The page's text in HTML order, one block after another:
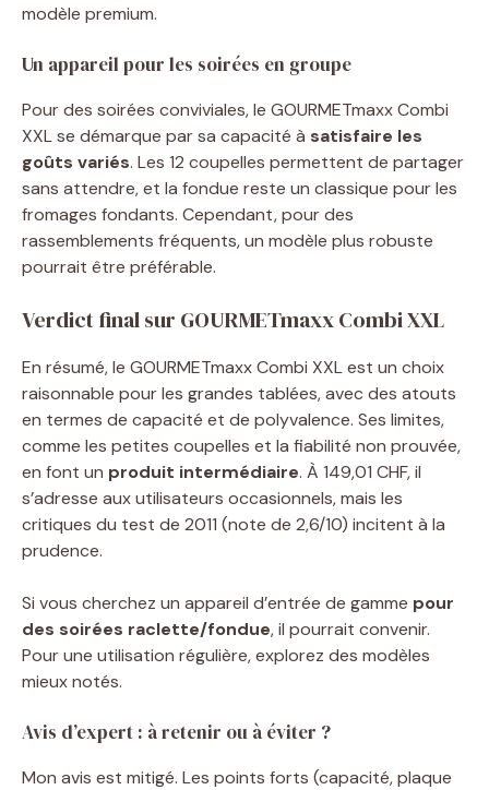
modèle premium.
Un appareil pour les soirées en groupe
Pour des soirées conviviales, le GOURMETmaxx Combi
XXL se démarque par sa capacité à satisfaire les
goûts variés. Les 12 coupelles permettent de partager
sans attendre, et la fondue reste un classique pour les
fromages fondants. Cependant, pour des
rassemblements fréquents, un modèle plus robuste
pourrait être préférable.
Verdict final sur GOURMETmaxx Combi XXL
En résumé, le GOURMETmaxx Combi XXL est un choix
raisonnable pour les grandes tablées, avec des atouts
en termes de capacité et de polyvalence. Ses limites,
comme les petites coupelles et la fiabilité non prouvée,
en font un produit intermédiaire. À 149,01 CHF, il
s’adresse aux utilisateurs occasionnels, mais les
critiques du test de 2011 (note de 2,6/10) incitent à la
prudence.
Si vous cherchez un appareil d’entrée de gamme pour
des soirées raclette/fondue, il pourrait convenir.
Pour une utilisation régulière, explorez des modèles
mieux notés.
Avis d’expert : à retenir ou à éviter ?
Mon avis est mitigé. Les points forts (capacité, plaque